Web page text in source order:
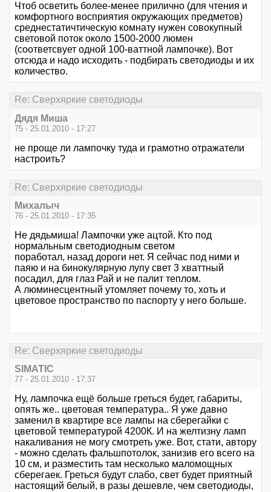
Чтоб осветить более-менее прилично (для чтения и
комфортного восприятия окружающих предметов)
среднестатичтическую комнату нужен совокупный
световой поток около 1500-2000 люмен
(соответсвует одной 100-ваттной лампочке). Вот
отсюда и надо исходить - подбирать светодиоды и их
количество.
Re: Сверхяркие светодиоды
Дядя Миша
75 - 25.01.2010 - 17:27
не проще ли лампочку туда и грамотно отражатели
настроить?
Re: Сверхяркие светодиоды
Михалыч
76 - 25.01.2010 - 17:35
Не дядьмиша! Лампочки уже ацтой. Кто под
нормальным светодиодным светом
поработал, назад дороги нет. Я сейчас под ними и
паяю и на бинокулярную лупу свет 3 хваттный
посадил, для глаз Рай и не палит теплом.
А люминесцентный утомляет почему то, хоть и
цветовое пространство по паспорту у него больше.
Re: Сверхяркие светодиоды
SIMATIC
77 - 25.01.2010 - 17:37
Ну, лампочка ещё больше греться будет, габариты,
опять же.. цветовая температура.. Я уже давно
заменил в квартире все лампы на сберегайки с
цветовой температурой 4200К. И на желтизну ламп
накаливания не могу смотреть уже. Вот, стати, автору
- можно сделать фальшпотолок, занизив его всего на
10 см, и разместить там несколько маломощных
сберегаек. Греться будут слабо, свет будет приятный
настоящий белый, в разы дешевле, чем светодиоды,